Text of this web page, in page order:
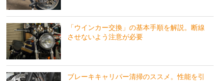
「ウインカー交換」の基本手順を解説。断線
させないよう注意が必要
ブレーキキャリパー清掃のススメ。性能を引